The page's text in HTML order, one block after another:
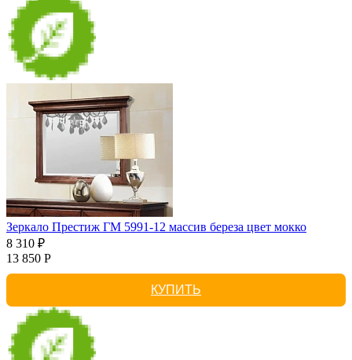
Зеркало Престиж ГМ 5991-12 массив береза цвет мокко
8 310 ₽
13 850 Р
КУПИТЬ